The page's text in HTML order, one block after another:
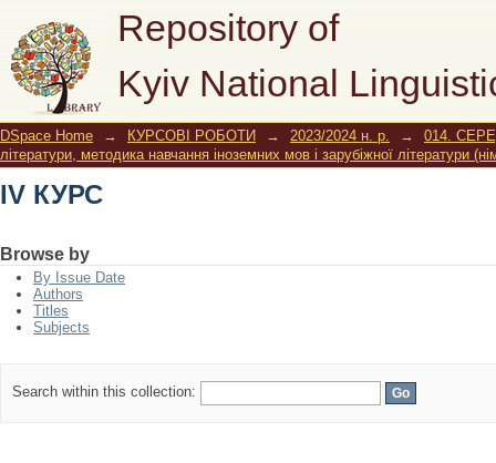
Repository of
Kyiv National
IV КУРС
DSpace Home → КУРСОВІ РОБОТИ → 2023/2024 н. р. →
014.
літератури, методика навчання іноземних мов і зарубіжної літератури
IV КУРС
Browse by
By Issue Date
Authors
Titles
Subjects
Search within this collection: